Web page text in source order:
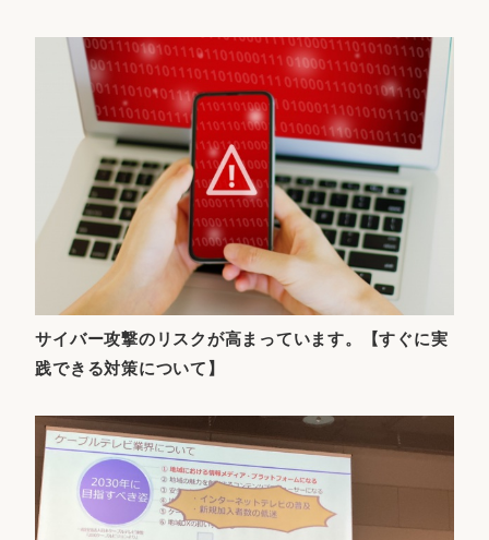
サイバー攻撃のリスクが高まっています。【すぐに実
践できる対策について】